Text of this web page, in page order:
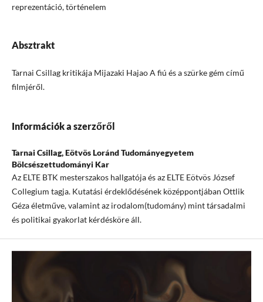
reprezentáció, történelem
Absztrakt
Tarnai Csillag kritikája Mijazaki Hajao A fiú és a szürke gém című
filmjéről.
Információk a szerzőről
Tarnai Csillag,Eötvös Loránd Tudományegyetem
Bölcsészettudományi Kar
Az ELTE BTK mesterszakos hallgatója és az ELTE Eötvös József
Collegium tagja. Kutatási érdeklődésének középpontjában Ottlik
Géza életműve, valamint az irodalom(tudomány) mint társadalmi
és politikai gyakorlat kérdésköre áll.